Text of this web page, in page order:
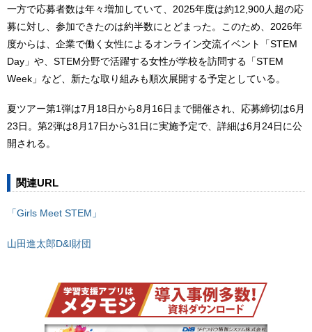
一方で応募者数は年々増加していて、2025年度は約12,900人超の応
募に対し、参加できたのは約半数にとどまった。このため、2026年
度からは、企業で働く女性によるオンライン交流イベント「STEM
Day」や、STEM分野で活躍する女性が学校を訪問する「STEM
Week」など、新たな取り組みも順次展開する予定としている。
夏ツアー第1弾は7月18日から8月16日まで開催され、応募締切は6月
23日。第2弾は8月17日から31日に実施予定で、詳細は6月24日に公
開される。
関連URL
「Girls Meet STEM」
山田進太郎D&I財団